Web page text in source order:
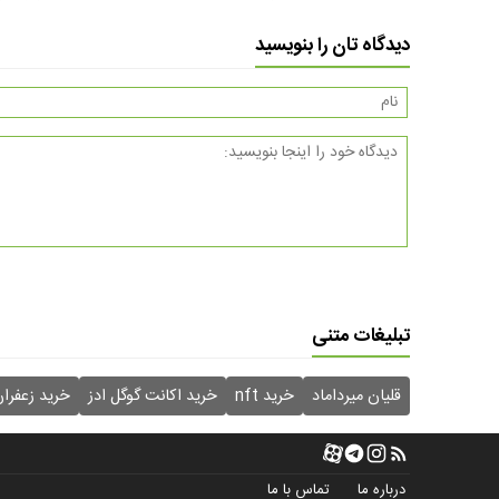
دیدگاه تان را بنویسید
تبلیغات متنی
قلیان میرداماد خرید nft خرید اکانت گوگل ادز خرید
درباره ما تماس با ما